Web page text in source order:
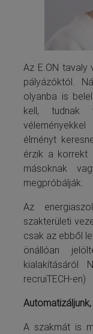
Az E.ON tavaly
pályázóktól.
olyanba is
kell, tudnak
élményt
érzik a korrekt
másoknak
megpróbálják.
Az
szakterületi
csak az ebből
önállóan
kialakításáról
recruiTECH-en)
A szakmát is